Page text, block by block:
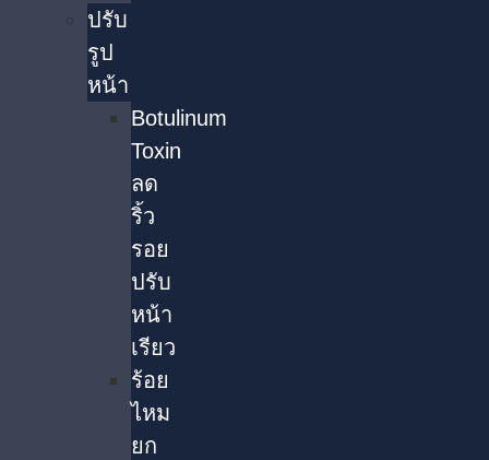
ปรับ
รูป
หน้า
Botulinum
Toxin
ลด
ริ้ว
รอย
ปรับ
หน้า
เรียว
ร้อย
ไหม
ยก